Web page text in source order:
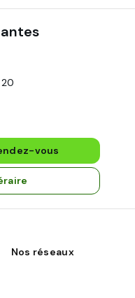
vous
Nos réseaux